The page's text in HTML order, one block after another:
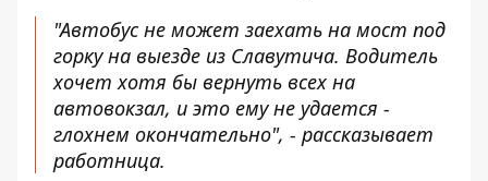
"Автобус не может заехать на мост под
горку на выезде из Славутича. Водитель
хочет хотя бы вернуть всех на
автовокзал, и это ему не удается -
глохнем окончательно", - рассказывает
работница.